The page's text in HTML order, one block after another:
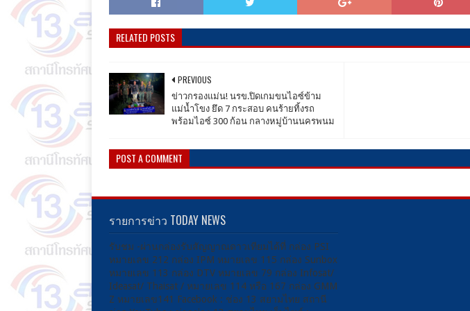
RELATED POSTS
PREVIOUS
ข่าวกรองแม่น! นรข.ปิดเกมขนไอซ์ข้าม
แม่น้ำโขง ยึด 7 กระสอบ คนร้ายทิ้งรถ
พร้อมไอซ์ 300 ก้อน กลางหมู่บ้านนครพนม
POST A COMMENT
รายการข่าว TODAY NEWS
รับชม -ผ่านกล่องรับสัญญาณดาวเทียมได้ที่ กล่อง PSI
หมายเลข 212 กล่อง IPM หมายเลข 115 กล่อง Sunbox
หมายเลข 113 กล่อง DTV หมายเลข 79 กล่อง Infosat/
Ideasat/ Thaisat / หมายเลข 114 หรือ 167 กล่อง GMM
Z หมายเลข141 Facebook : ช่อง 13 สยามไทย สถานี